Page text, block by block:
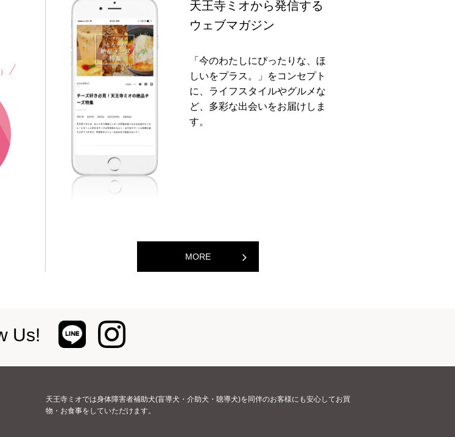
天王寺ミオから発信する
ウェブマガジン
「今のわたしにぴったりな、ほ
しいをプラス。」をコンセプト
に、ライフスタイルやグルメな
ど、多彩な出会いをお届けしま
す。
MORE
Us!
天王寺ミオでは身体障害者補助犬(盲導犬・介助犬・聴導犬)を同伴のお客様にも安心してお買
物・お食事をしていただけます。